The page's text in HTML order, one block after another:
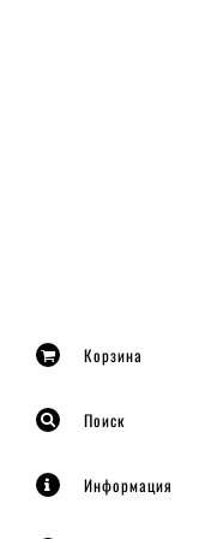
Корзина
Поиск
Информация